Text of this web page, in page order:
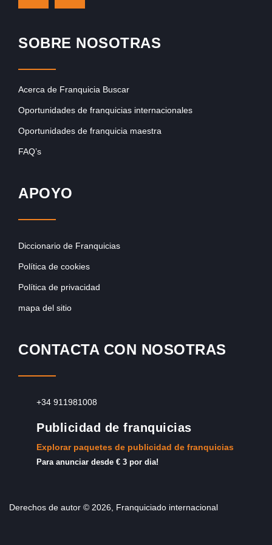
SOBRE NOSOTRAS
Acerca de Franquicia Buscar
Oportunidades de franquicias internacionales
Oportunidades de franquicia maestra
FAQ’s
APOYO
Diccionario de Franquicias
Política de cookies
Política de privacidad
mapa del sitio
CONTACTA CON NOSOTRAS
+34 911981008
Publicidad de franquicias
Explorar paquetes de publicidad de franquicias
Para anunciar desde € 3 por dia!
Derechos de autor © 2026, Franquiciado internacional